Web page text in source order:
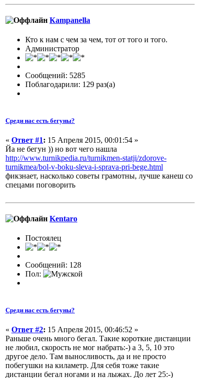
Кampanella
Кто к нам с чем за чем, тот от того и того.
Администратор
Сообщений: 5285
Поблагодарили: 129 раз(а)
Среди нас есть бегуны?
« Ответ #1: 15 Апреля 2015, 00:01:54 »
Йа не бегун )) но вот чего нашла
http://www.turnikpedia.ru/turnikmen-statji/zdorove-
turnikmea/bol-v-boku-sleva-i-sprava-pri-bege.html
фикзнает, насколько советы грамотны, лучше канеш со
спецами поговорить
Kentaro
Постоялец
Сообщений: 128
Пол:
Среди нас есть бегуны?
« Ответ #2: 15 Апреля 2015, 00:46:52 »
Раньше очень много бегал. Такие короткие дистанции
не любил, скорость не мог набрать:-) а 3, 5, 10 это
другое дело. Там выносливость, да и не просто
побегушки на киламетр. Для себя тоже такие
дистанции бегал ногами и на лыжах. До лет 25:-)